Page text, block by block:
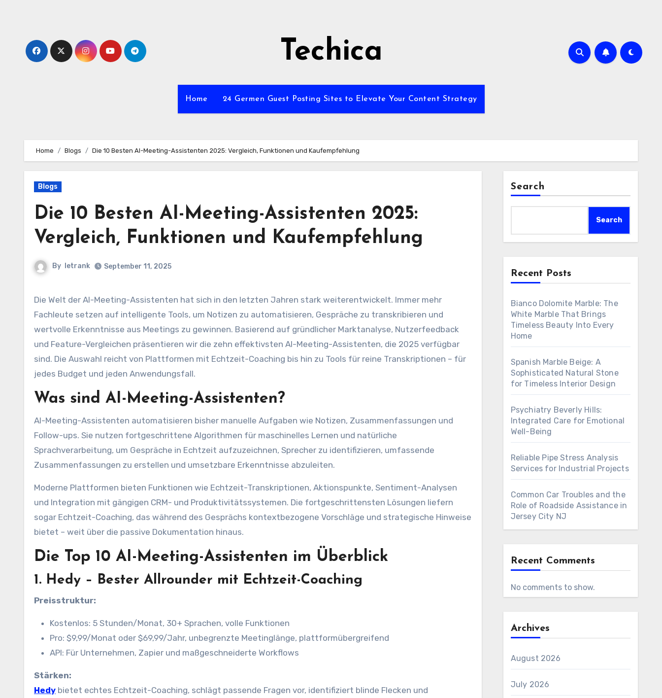
Techica
Home 24 Germen Guest Posting Sites to Elevate Your Content Strategy
Home Blogs Die 10 Besten AI-Meeting-Assistenten 2025: Vergleich, Funktionen und Kaufempfehlung
Blogs
Die 10 Besten AI-Meeting-Assistenten 2025:
Vergleich, Funktionen und Kaufempfehlung
By letrank September 11, 2025
Die Welt der AI-Meeting-Assistenten hat sich in den letzten Jahren stark weiterentwickelt. Immer mehr
Fachleute setzen auf intelligente Tools, um Notizen zu automatisieren, Gespräche zu transkribieren und
wertvolle Erkenntnisse aus Meetings zu gewinnen. Basierend auf gründlicher Marktanalyse, Nutzerfeedback
und Feature-Vergleichen präsentieren wir die zehn effektivsten AI-Meeting-Assistenten, die 2025 verfügbar
sind. Die Auswahl reicht von Plattformen mit Echtzeit-Coaching bis hin zu Tools für reine Transkriptionen – für
jedes Budget und jeden Anwendungsfall.
Was sind AI-Meeting-Assistenten?
AI-Meeting-Assistenten automatisieren bisher manuelle Aufgaben wie Notizen, Zusammenfassungen und
Follow-ups. Sie nutzen fortgeschrittene Algorithmen für maschinelles Lernen und natürliche
Sprachverarbeitung, um Gespräche in Echtzeit aufzuzeichnen, Sprecher zu identifizieren, umfassende
Zusammenfassungen zu erstellen und umsetzbare Erkenntnisse abzuleiten.
Moderne Plattformen bieten Funktionen wie Echtzeit-Transkriptionen, Aktionspunkte, Sentiment-Analysen
und Integration mit gängigen CRM- und Produktivitätssystemen. Die fortgeschrittensten Lösungen liefern
sogar Echtzeit-Coaching, das während des Gesprächs kontextbezogene Vorschläge und strategische Hinweise
bietet – weit über die passive Dokumentation hinaus.
Die Top 10 AI-Meeting-Assistenten im Überblick
1. Hedy – Bester Allrounder mit Echtzeit-Coaching
Preisstruktur:
Kostenlos: 5 Stunden/Monat, 30+ Sprachen, volle Funktionen
Pro: $9,99/Monat oder $69,99/Jahr, unbegrenzte Meetinglänge, plattformübergreifend
API: Für Unternehmen, Zapier und maßgeschneiderte Workflows
Stärken:
Hedy bietet echtes Echtzeit-Coaching, schlägt passende Fragen vor, identifiziert blinde Flecken und
Search
Search
Recent Posts
Bianco Dolomite Marble: The
White Marble That Brings
Timeless Beauty Into Every
Home
Spanish Marble Beige: A
Sophisticated Natural Stone
for Timeless Interior Design
Psychiatry Beverly Hills:
Integrated Care for Emotional
Well-Being
Reliable Pipe Stress Analysis
Services for Industrial Projects
Common Car Troubles and the
Role of Roadside Assistance in
Jersey City NJ
Recent Comments
No comments to show.
Archives
August 2026
July 2026